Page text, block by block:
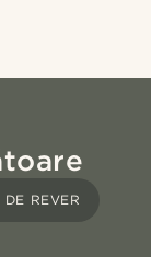
DE REVER